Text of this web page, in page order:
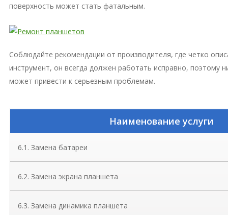
поверхность может стать фатальным.
Соблюдайте рекомендации от производителя, где четко
инструмент, он всегда должен работать исправно,
может привести к серьезным проблемам.
Наименование услуги
6.1. Замена батареи
6.2. Замена экрана планшета
6.3. Замена динамика планшета